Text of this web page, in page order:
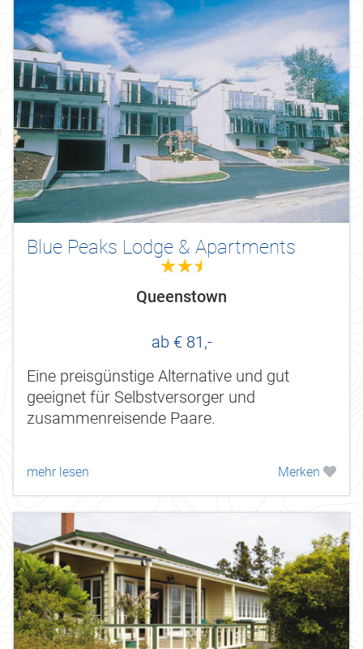
Blue Peaks Lodge & Apartments
2.5
Queenstown
ab € 81,-
Eine preisgünstige Alternative und gut
geeignet für Selbstversorger und
zusammenreisende Paare.
mehr lesen Merken